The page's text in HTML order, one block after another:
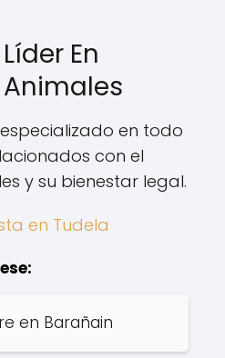
En
en todo
con el
y su bienestar legal.
en Tudela
en Barañain